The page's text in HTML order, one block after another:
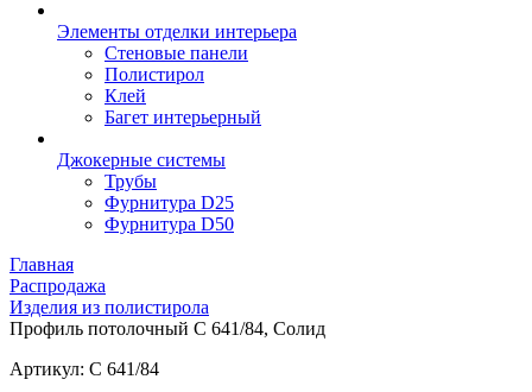
Элементы отделки интерьера
Стеновые панели
Полистирол
Клей
Багет интерьерный
Джокерные системы
Трубы
Фурнитура D25
Фурнитура D50
Главная
Распродажа
Изделия из полистирола
Профиль потолочный C 641/84, Солид
Артикул: C 641/84